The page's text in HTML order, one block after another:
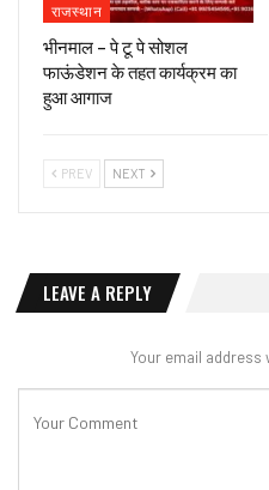
राजस्थान
भीनमाल – पे टू पे सोशल
फाऊंडेशन के तहत कार्यक्रम का
हुआ आगाज
PREV NEXT
LEAVE A REPLY
Your email address